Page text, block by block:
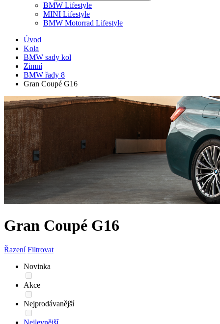
BMW Lifestyle
MINI Lifestyle
BMW Motorrad Lifestyle
Úvod
Kola
BMW sady kol
Zimní
BMW řady 8
Gran Coupé G16
Gran Coupé G16
Řazení Filtrovat
Novinka
Akce
Nejprodávanější
Nejlevnější